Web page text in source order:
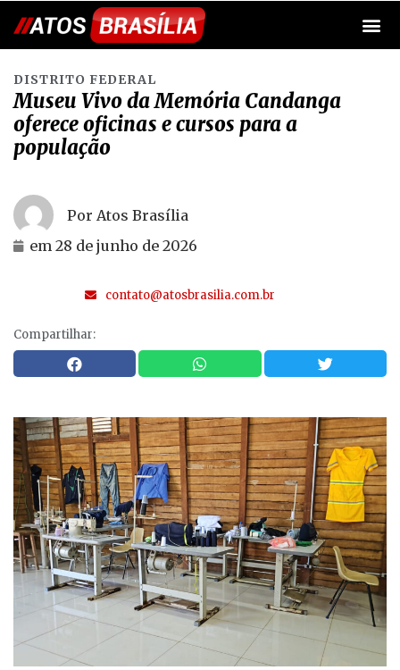
DISTRITO FEDERAL
Museu Vivo da Memória Candanga
oferece oficinas e cursos para a
população
Por Atos Brasília
em 28 de junho de 2026
contato@atosbrasilia.com.br
Compartilhar: